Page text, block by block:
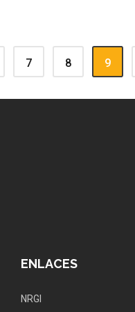
7 8 9
ENLACES
NRGI